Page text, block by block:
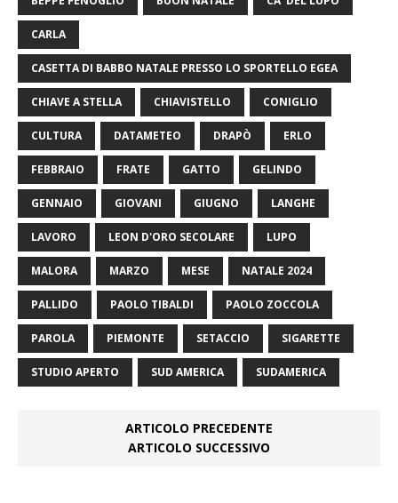
CARLA
CASETTA DI BABBO NATALE PRESSO LO SPORTELLO EGEA
CHIAVE A STELLA CHIAVISTELLO CONIGLIO
CULTURA DATAMETEO DRAPÒ ERLO
FEBBRAIO FRATE GATTO GELINDO
GENNAIO GIOVANI GIUGNO LANGHE
LAVORO LEON D'ORO SECOLARE LUPO
MALORA MARZO MESE NATALE 2024
PALLIDO PAOLO TIBALDI PAOLO ZOCCOLA
PAROLA PIEMONTE SETACCIO SIGARETTE
STUDIO APERTO SUD AMERICA SUDAMERICA
ARTICOLO PRECEDENTE
ARTICOLO SUCCESSIVO